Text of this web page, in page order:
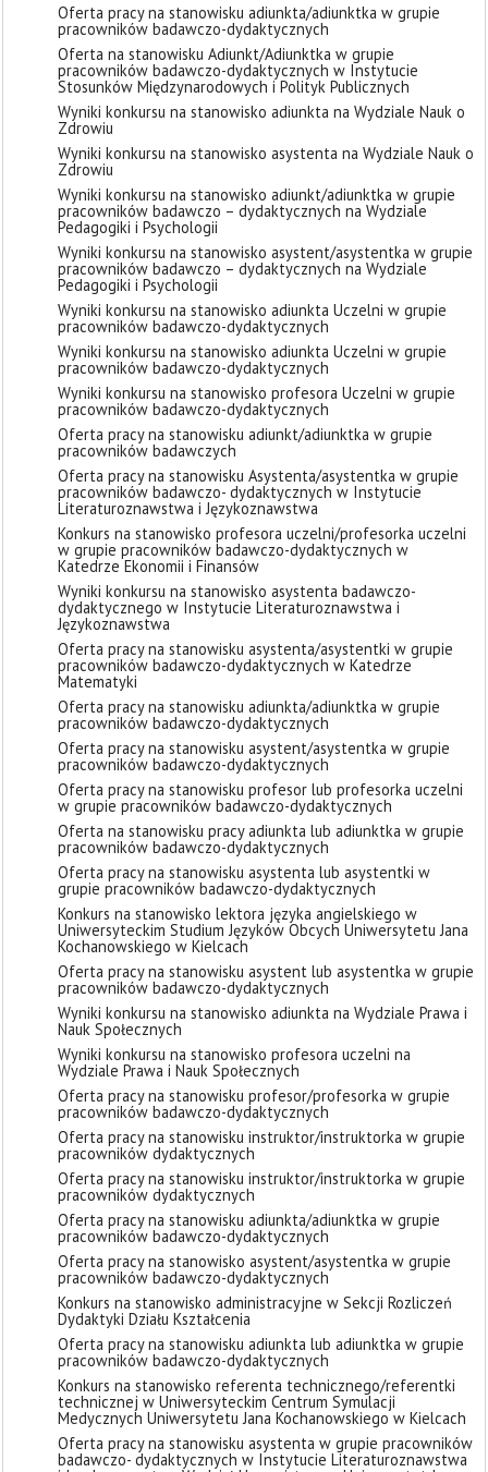
Oferta pracy na stanowisku adiunkta/adiunktka w grupie
pracowników badawczo-dydaktycznych
Oferta na stanowisku Adiunkt/Adiunktka w grupie
pracowników badawczo-dydaktycznych w Instytucie
Stosunków Międzynarodowych i Polityk Publicznych
Wyniki konkursu na stanowisko adiunkta na Wydziale Nauk o
Zdrowiu
Wyniki konkursu na stanowisko asystenta na Wydziale Nauk o
Zdrowiu
Wyniki konkursu na stanowisko adiunkt/adiunktka w grupie
pracowników badawczo – dydaktycznych na Wydziale
Pedagogiki i Psychologii
Wyniki konkursu na stanowisko asystent/asystentka w grupie
pracowników badawczo – dydaktycznych na Wydziale
Pedagogiki i Psychologii
Wyniki konkursu na stanowisko adiunkta Uczelni w grupie
pracowników badawczo-dydaktycznych
Wyniki konkursu na stanowisko adiunkta Uczelni w grupie
pracowników badawczo-dydaktycznych
Wyniki konkursu na stanowisko profesora Uczelni w grupie
pracowników badawczo-dydaktycznych
Oferta pracy na stanowisku adiunkt/adiunktka w grupie
pracowników badawczych
Oferta pracy na stanowisku Asystenta/asystentka w grupie
pracowników badawczo- dydaktycznych w Instytucie
Literaturoznawstwa i Językoznawstwa
Konkurs na stanowisko profesora uczelni/profesorka uczelni
w grupie pracowników badawczo-dydaktycznych w
Katedrze Ekonomii i Finansów
Wyniki konkursu na stanowisko asystenta badawczo-
dydaktycznego w Instytucie Literaturoznawstwa i
Językoznawstwa
Oferta pracy na stanowisku asystenta/asystentki w grupie
pracowników badawczo-dydaktycznych w Katedrze
Matematyki
Oferta pracy na stanowisku adiunkta/adiunktka w grupie
pracowników badawczo-dydaktycznych
Oferta pracy na stanowisku asystent/asystentka w grupie
pracowników badawczo-dydaktycznych
Oferta pracy na stanowisku profesor lub profesorka uczelni
w grupie pracowników badawczo-dydaktycznych
Oferta na stanowisku pracy adiunkta lub adiunktka w grupie
pracowników badawczo-dydaktycznych
Oferta pracy na stanowisku asystenta lub asystentki w
grupie pracowników badawczo-dydaktycznych
Konkurs na stanowisko lektora języka angielskiego w
Uniwersyteckim Studium Języków Obcych Uniwersytetu Jana
Kochanowskiego w Kielcach
Oferta pracy na stanowisku asystent lub asystentka w grupie
pracowników badawczo-dydaktycznych
Wyniki konkursu na stanowisko adiunkta na Wydziale Prawa i
Nauk Społecznych
Wyniki konkursu na stanowisko profesora uczelni na
Wydziale Prawa i Nauk Społecznych
Oferta pracy na stanowisku profesor/profesorka w grupie
pracowników badawczo-dydaktycznych
Oferta pracy na stanowisku instruktor/instruktorka w grupie
pracowników dydaktycznych
Oferta pracy na stanowisku instruktor/instruktorka w grupie
pracowników dydaktycznych
Oferta pracy na stanowisku adiunkta/adiunktka w grupie
pracowników badawczo-dydaktycznych
Oferta pracy na stanowisko asystent/asystentka w grupie
pracowników badawczo-dydaktycznych
Konkurs na stanowisko administracyjne w Sekcji Rozliczeń
Dydaktyki Działu Kształcenia
Oferta pracy na stanowisku adiunkta lub adiunktka w grupie
pracowników badawczo-dydaktycznych
Konkurs na stanowisko referenta technicznego/referentki
technicznej w Uniwersyteckim Centrum Symulacji
Medycznych Uniwersytetu Jana Kochanowskiego w Kielcach
Oferta pracy na stanowisku asystenta w grupie pracowników
badawczo- dydaktycznych w Instytucie Literaturoznawstwa